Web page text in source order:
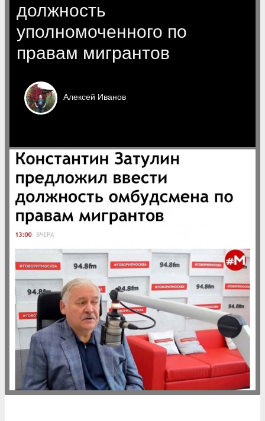
должность
уполномоченного по
правам мигрантов
Алексей Иванов